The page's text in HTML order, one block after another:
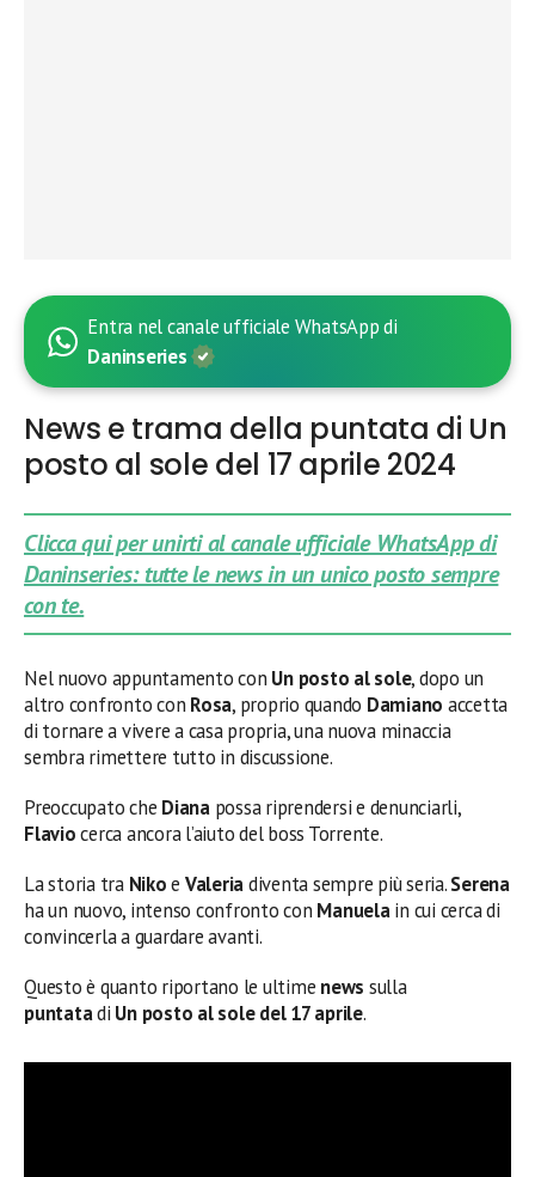
Entra nel canale ufficiale WhatsApp di
Daninseries
News e trama della puntata di Un
posto al sole del 17 aprile 2024
Clicca qui per unirti al canale ufficiale WhatsApp di
Daninseries: tutte le news in un unico posto sempre
con te.
Nel nuovo appuntamento con Un posto al sole, dopo un
altro confronto con Rosa, proprio quando Damiano accetta
di tornare a vivere a casa propria, una nuova minaccia
sembra rimettere tutto in discussione.
Preoccupato che Dianapossa riprendersi e denunciarli,
Flaviocerca ancora l’aiuto del boss Torrente.
La storia tra Nikoe Valeriadiventa sempre più seria.Serena
ha un nuovo, intenso confronto con Manuelain cui cerca di
convincerla a guardare avanti.
Questo è quanto riportano le ultime news sulla
puntatadi Un posto al sole del 17 aprile.